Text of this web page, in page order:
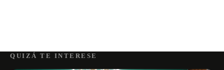
QUIZÁ TE INTERESE